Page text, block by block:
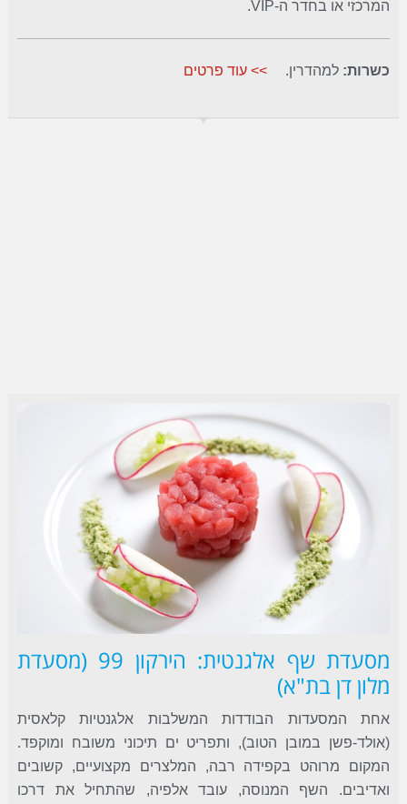
המרכזי או בחדר ה-VIP.
כשרות: למהדרין. >> עוד פרטים
מסעדת שף אלגנטית: הירקון 99 (מסעדת
מלון דן בת"א)
אחת המסעדות הבודדות המשלבות אלגנטיות קלאסית
(אולד-פשן במובן הטוב), ותפריט ים תיכוני משובח ומוקפד.
המקום מרוהט בקפידה רבה, המלצרים מקצועיים, קשובים
ואדיבים. השף המנוסה, עובד אלפיה, שהתחיל את דרכו